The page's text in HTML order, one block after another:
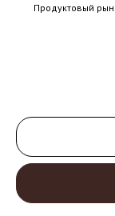
Продуктовый